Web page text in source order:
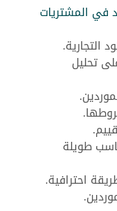
في المشتريات
التجارية.
تحليل
طويلة
احترافية.